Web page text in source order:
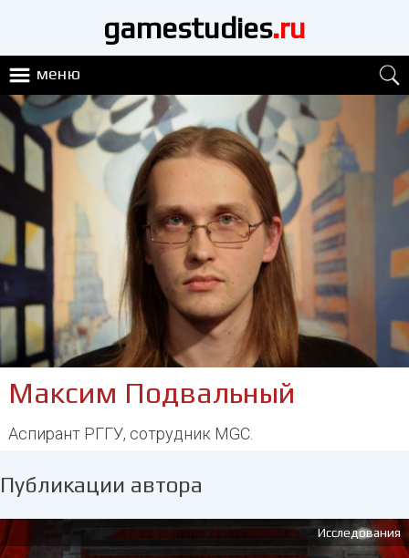
gamestudies.ru
меню
Максим Подвальный
Аспирант РГГУ, сотрудник MGC.
Публикации автора
Исследования